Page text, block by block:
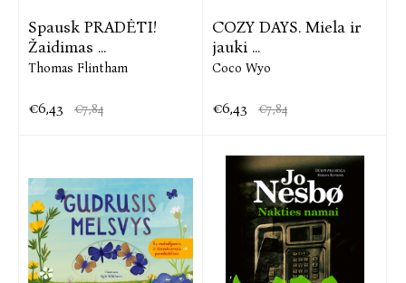
Spausk PRADĖTI!
Žaidimas ...
Thomas Flintham
€6,43 €7,84
COZY DAYS. Miela ir
jauki ...
Coco Wyo
€6,43 €7,84